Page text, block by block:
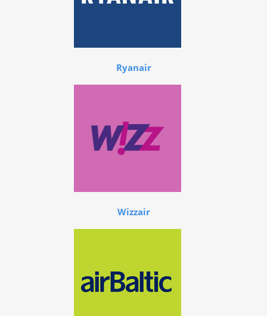
Ryanair
Wizzair